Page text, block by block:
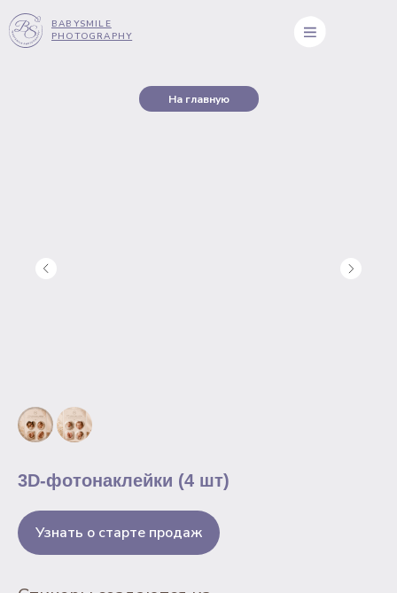
BABYSMILE
PHOTOGRAPHY
На главную
3D-фотонаклейки (4 шт)
Узнать о старте продаж